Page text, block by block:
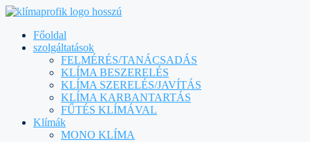
Főoldal
szolgáltatások
FELMÉRÉS/TANÁCSADÁS
KLÍMA BESZERELÉS
KLÍMA SZERELÉS/JAVÍTÁS
KLÍMA KARBANTARTÁS
FŰTÉS KLÍMÁVAL
Klímák
MONO KLÍMA